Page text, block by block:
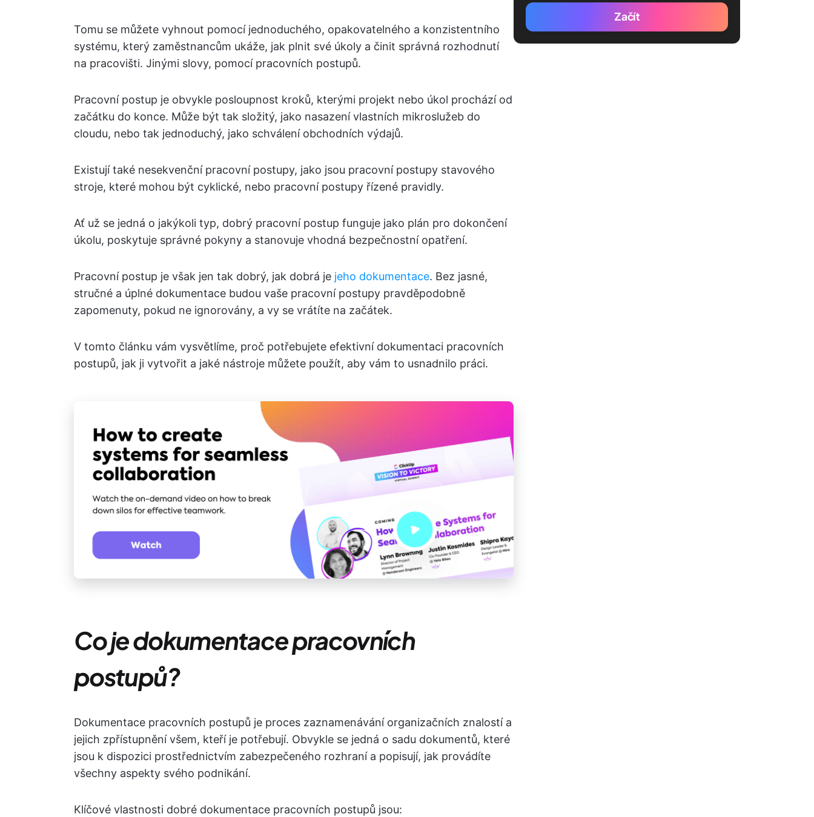
Tomu se můžete vyhnout pomocí jednoduchého, opakovatelného a konzistentního
systému, který zaměstnancům ukáže, jak plnit své úkoly a činit správná rozhodnutí
na pracovišti. Jinými slovy, pomocí pracovních postupů.
Pracovní postup je obvykle posloupnost kroků, kterými projekt nebo úkol prochází od
začátku do konce. Může být tak složitý, jako nasazení vlastních mikroslužeb do
cloudu, nebo tak jednoduchý, jako schválení obchodních výdajů.
Existují také nesekvenční pracovní postupy, jako jsou pracovní postupy stavového
stroje, které mohou být cyklické, nebo pracovní postupy řízené pravidly.
Ať už se jedná o jakýkoli typ, dobrý pracovní postup funguje jako plán pro dokončení
úkolu, poskytuje správné pokyny a stanovuje vhodná bezpečnostní opatření.
Pracovní postup je však jen tak dobrý, jak dobrá je jeho dokumentace. Bez jasné,
stručné a úplné dokumentace budou vaše pracovní postupy pravděpodobně
zapomenuty, pokud ne ignorovány, a vy se vrátíte na začátek.
V tomto článku vám vysvětlíme, proč potřebujete efektivní dokumentaci pracovních
postupů, jak ji vytvořit a jaké nástroje můžete použít, aby vám to usnadnilo práci.
Co je dokumentace pracovních
postupů?
Dokumentace pracovních postupů je proces zaznamenávání organizačních znalostí a
jejich zpřístupnění všem, kteří je potřebují. Obvykle se jedná o sadu dokumentů, které
jsou k dispozici prostřednictvím zabezpečeného rozhraní a popisují, jak provádíte
všechny aspekty svého podnikání.
Klíčové vlastnosti dobré dokumentace pracovních postupů jsou:
Začít